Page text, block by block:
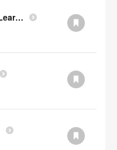
Steelcase Learning Marke - Learning Book PDF